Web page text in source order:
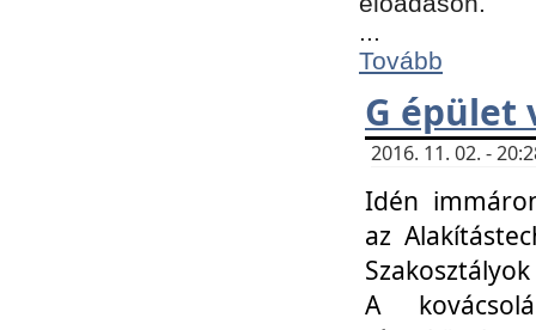
...
Tovább
G épület
2016. 11. 02. -
Idén
az
A